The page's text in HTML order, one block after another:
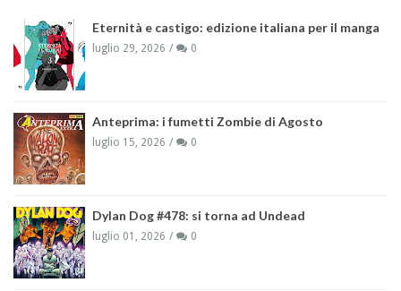
Eternità e castigo: edizione italiana per il manga
luglio 29, 2026 0
Anteprima: i fumetti Zombie di Agosto
luglio 15, 2026 0
Dylan Dog #478: si torna ad Undead
luglio 01, 2026 0